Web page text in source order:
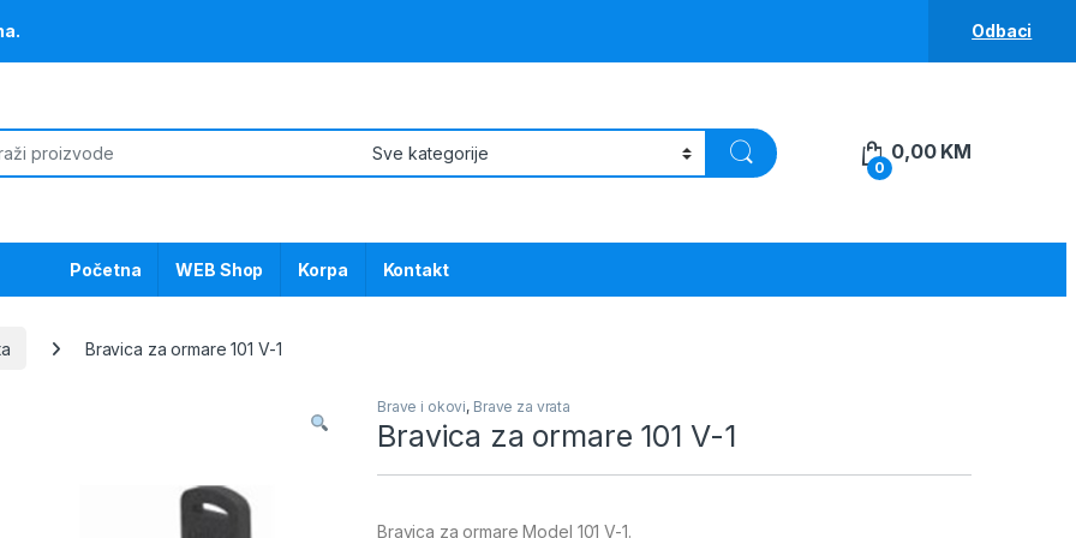
Odbaci
0
0,00 KM
Početna WEB Shop Korpa Kontakt
Bravica za ormare 101 V-1
Brave i okovi, Brave za vrata
Bravica za ormare 101 V-1
Bravica za ormare Model 101 V-1.